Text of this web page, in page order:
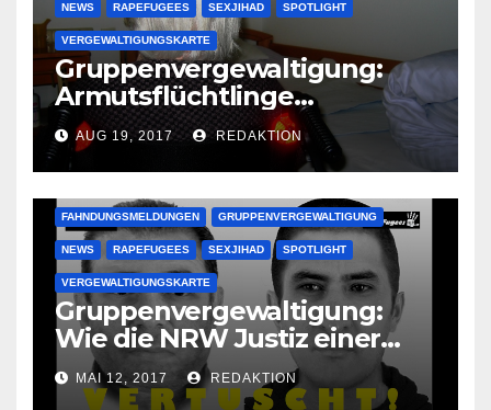
NEWS RAPEFUGEES SEXJIHAD SPOTLIGHT
VERGEWALTIGUNGSKARTE
Gruppenvergewaltigung:
Armutsflüchtlinge
vergewaltigen bettlägerige
Oma im Schlaf
krankenhausreif
AUG 19, 2017 REDAKTION
FAHNDUNGSMELDUNGEN GRUPPENVERGEWALTIGUNG
NEWS RAPEFUGEES SEXJIHAD SPOTLIGHT
VERGEWALTIGUNGSKARTE
Gruppenvergewaltigung:
Wie die NRW Justiz einer
Lokalzeitung verbietet diese
Bilder zu veröffentlichen
MAI 12, 2017 REDAKTION